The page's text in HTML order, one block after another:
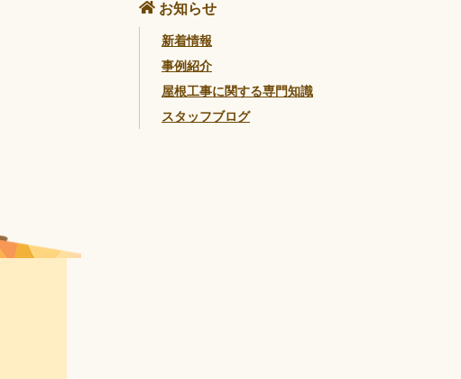
お知らせ
新着情報
事例紹介
屋根工事に関する専門知識
スタッフブログ